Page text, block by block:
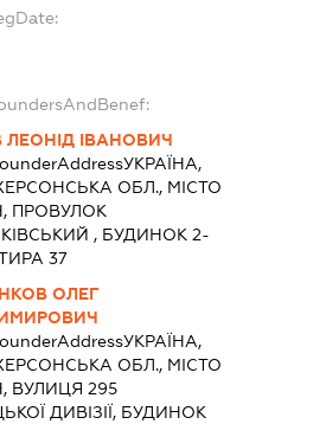
ЛЕОНІД ІВАНОВИЧ
УКРАЇНА,
ОБЛ., МІСТО
ПРОВУЛОК
, БУДИНОК 2-
37
ОЛЕГ
УКРАЇНА,
ОБЛ., МІСТО
ВУЛИЦЯ 295
ДИВІЗІЇ, БУДИНОК